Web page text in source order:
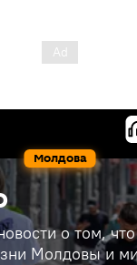
Молдова
о том,
Молдовы и